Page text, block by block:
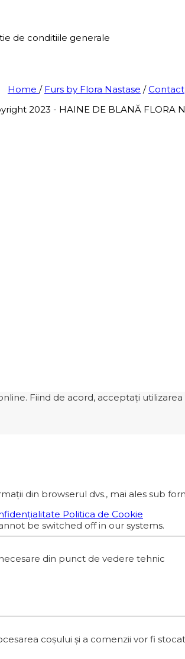
de conditiile generale
Home / Furs by Flora Nastase /Contact
2023 - HAINE DE BLANĂ FLORA
Fiind de acord, acceptați
din browserul dvs., mai ales sub
Politica de Cookie
be switched off in our systems.
din punct de vedere tehnic
coșului și a comenzii vor fi